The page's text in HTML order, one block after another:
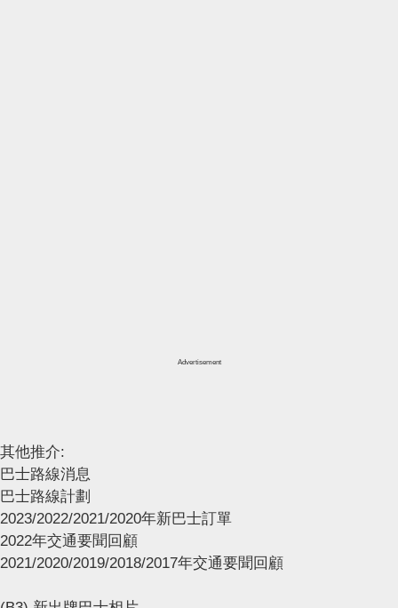
Advertisement
其他推介:
巴士路線消息
巴士路線計劃
2023/2022/2021/2020年新巴士訂單
2022年交通要聞回顧
2021/2020/2019/2018/2017年交通要聞回顧